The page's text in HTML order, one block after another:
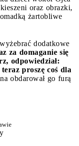
oraz obrazki,
żartobliwe
dodatkowe
za domaganie się
odpowiedział:
proszę coś dla
obdarował go furą